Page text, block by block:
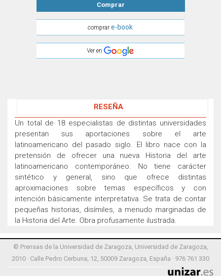
Comprar
comprare-book
Ver en
RESEÑA
Un total de 18 especialistas de distintas universidades
presentan sus aportaciones sobre el arte
latinoamericano del pasado siglo. El libro nace con la
pretensión de ofrecer una nueva Historia del arte
latinoamericano contemporáneo. No tiene carácter
sintético y general, sino que ofrece distintas
aproximaciones sobre temas específicos y con
intención básicamente interpretativa. Se trata de contar
pequeñas historias, disímiles, a menudo marginadas de
la Historia del Arte. Obra profusamente ilustrada.
© Prensas de la Universidad de Zaragoza, Universidad de Zaragoza,
2010 · Calle Pedro Cerbuna, 12, 50009 Zaragoza, España · 976 761 330